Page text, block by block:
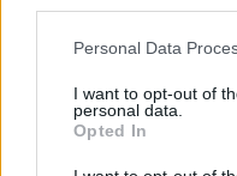
Please note that this
not limited to your visit or
grant or deny consent to
use your data for below
consent section.
Personal Data
I want to opt-out of
personal data.
Opted In
La tata
specchio»,
Crociata («Il